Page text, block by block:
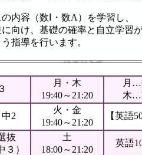
内容（数Ⅰ・数A）を学習し、
向け、基礎の確率と自立学習
指導を行います。
月・木
19:40～21:20
月…
木…
2
火・金
19:40～21:20
【英語
抜
３）
土
18:00～21:20
英語